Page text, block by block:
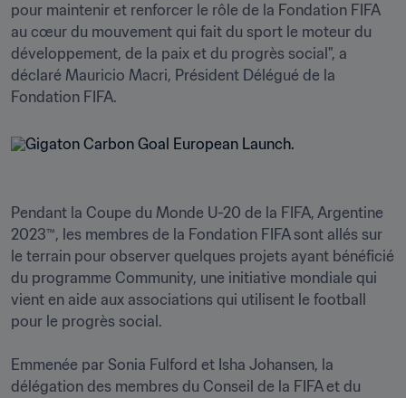
pour maintenir et renforcer le rôle de la Fondation FIFA
au cœur du mouvement qui fait du sport le moteur du
développement, de la paix et du progrès social", a
déclaré Mauricio Macri, Président Délégué de la
Pendant la Coupe du Monde U-20 de la FIFA, Argentine
2023™, les membres de la Fondation FIFA sont allés sur
le terrain pour observer quelques projets ayant bénéficié
du programme Community, une initiative mondiale qui
vient en aide aux associations qui utilisent le football
pour le progrès social.
Emmenée par Sonia Fulford et Isha Johansen, la
délégation des membres du Conseil de la FIFA et du